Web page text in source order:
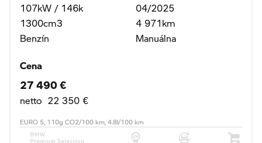
107kW / 146k
1300cm3
Benzín
04/2025
4 971km
Manuálna
Cena
27 490 €
netto 22 350 €
EURO 5, 110g CO2/100 km, 4.8l/100 km